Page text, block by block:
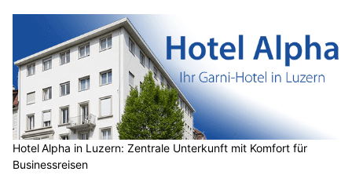
Hotel Alpha in Luzern: Zentrale Unterkunft mit Komfort für
Businessreisen